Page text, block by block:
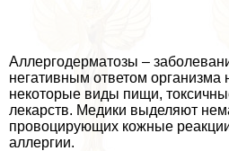
Аллергодерматозы –
негативным ответом организма
некоторые виды пищи,
лекарств. Медики выделяют
провоцирующих кожные
аллергии.